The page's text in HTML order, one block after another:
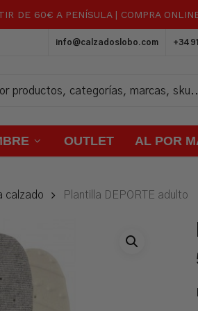
DE 60€ A PENÍSULA | COMPRA
info@calzadoslobo.com +34
OUTLET AL POR
calzado Plantilla DEPORTE adulto